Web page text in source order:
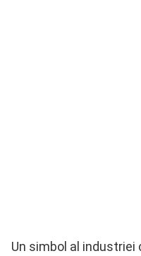
Un simbol al industriei